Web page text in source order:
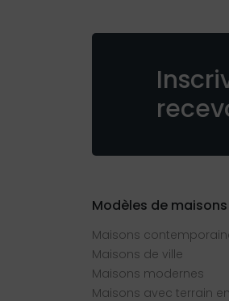
Modèles de maisons
Maisons
Maisons de ville
Maisons modernes
Maisons avec terrain